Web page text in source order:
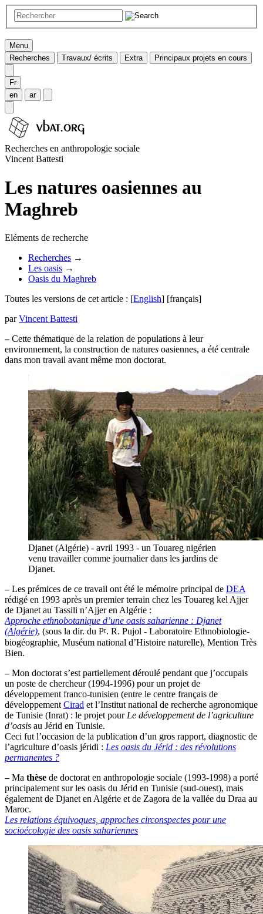
Menu
Recherches
Travaux/ écrits Extra Principaux projets en cours
Fr
en
ar
Recherches en anthropologie sociale
Vincent Battesti
Les natures oasiennes au
Maghreb
Eléments de recherche
Recherches →
Les oasis →
Oasis du Maghreb
Toutes les versions de cet article : [English] [français]
parVincent Battesti
–Cette thématique de la relation de populations à leur
environnement, la construction de natures oasiennes, a été centrale
dans mon travail avant même mon doctorat.
Djanet (Algérie) - avril 1993 - un Touareg nigérien
venu travailler comme journalier dans les jardins de
Djanet.
–Les prémices de ce travail ont été le mémoire principal de DEA
rédigé en 1993 après un premier terrain chez les Touareg kel Ajjer
de Djanet au Tassili n’Ajjer en Algérie :
Approche ethnobotanique d’une oasis saharienne : Djanet
(Algérie), (sous la dir. du Pr. R. Pujol - Laboratoire Ethnobiologie-
biogéographie, Muséum national d’Histoire naturelle), Mention Très
Bien.
–Mon doctorat s’est partiellement déroulé pendant que j’occupais
un poste de chercheur (1994-1996) pour un projet de
développement franco-tunisien (entre le centre français de
développement Cirad et l’Institut national de recherche agronomique
de Tunisie (Inrat) : le projet pour Le développement de l’agriculture
d’oasis au Jérid en Tunisie.
Ceci fut l’occasion de la publication d’un gros rapport, diagnostic de
l’agriculture d’oasis jéridi : Les oasis du Jérid : des révolutions
permanentes ?
–Ma thèse de doctorat en anthropologie sociale (1993-1998) a porté
principalement sur les oasis du Jérid en Tunisie (sud-ouest), mais
également de Djanet en Algérie et de Zagora de la vallée du Draa au
Maroc.
Les relations équivoques, approches circonspectes pour une
socioécologie des oasis sahariennes